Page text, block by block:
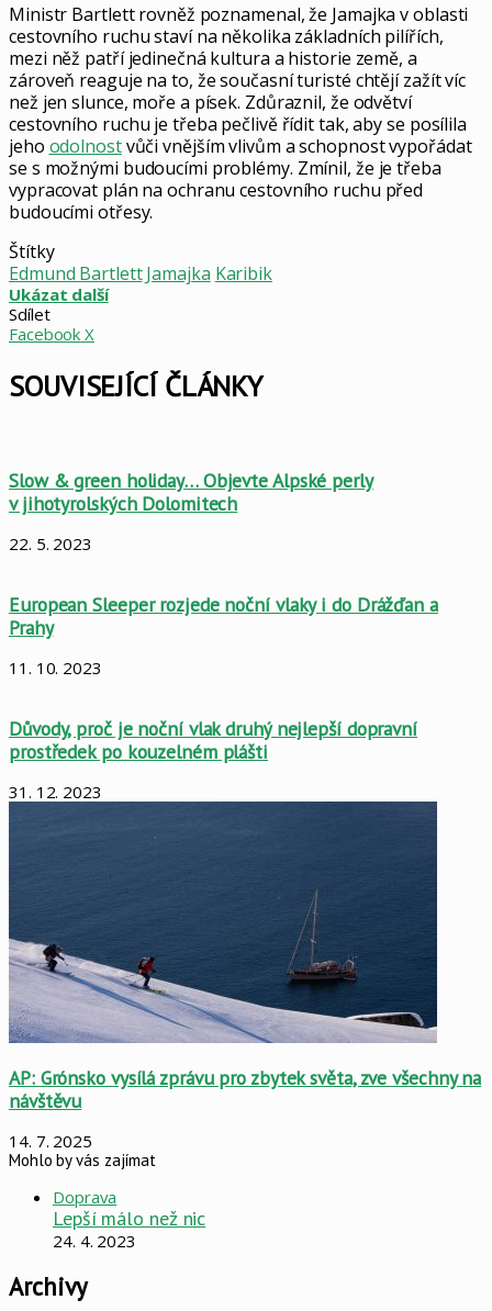
Ministr Bartlett rovněž poznamenal, že Jamajka v oblasti
cestovního ruchu staví na několika základních pilířích,
mezi něž patří jedinečná kultura a historie země, a
zároveň reaguje na to, že současní turisté chtějí zažít víc
než jen slunce, moře a písek. Zdůraznil, že odvětví
cestovního ruchu je třeba pečlivě řídit tak, aby se posílila
jeho odolnostvůči vnějším vlivům a schopnost vypořádat
se s možnými budoucími problémy. Zmínil, že je třeba
vypracovat plán na ochranu cestovního ruchu před
budoucími otřesy.
Štítky
Edmund Bartlett Jamajka Karibik
Ukázat další
Sdílet
Facebook X
SOUVISEJÍCÍ ČLÁNKY
Slow & green holiday… Objevte Alpské perly
v jihotyrolských Dolomitech
22. 5. 2023
European Sleeper rozjede noční vlaky i do Drážďan a
Prahy
11. 10. 2023
Důvody, proč je noční vlak druhý nejlepší dopravní
prostředek po kouzelném plášti
31. 12. 2023
AP: Grónsko vysílá zprávu pro zbytek světa, zve všechny na
návštěvu
14. 7. 2025
Mohlo by vás zajímat
Doprava
Lepší málo než nic
24. 4. 2023
Archivy